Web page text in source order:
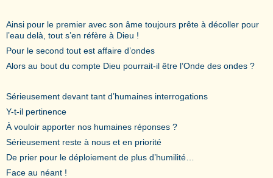
Ainsi pour le premier avec son âme toujours prête à décoller pour
l’eau delà, tout s’en réfère à Dieu !
Pour le second tout est affaire d’ondes
Alors au bout du compte Dieu pourrait-il être l’Onde des ondes ?
Sérieusement devant tant d’humaines interrogations
Y-t-il pertinence
À vouloir apporter nos humaines réponses ?
Sérieusement reste à nous et en priorité
De prier pour le déploiement de plus d’humilité…
Face au néant !